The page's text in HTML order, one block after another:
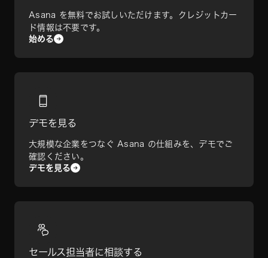
Asana を無料でお試しいただけます。クレジットカー
ド情報は不要です。
始める
デモを見る
大規模な企業をつなぐ Asana の仕組みを、デモでご
確認ください。
デモを見る
セールス担当者に相談する